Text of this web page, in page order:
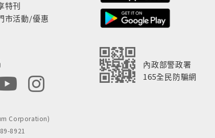
特刊
市活動/優惠
內政部警政署
165全民防騙網
Corporation)
8921